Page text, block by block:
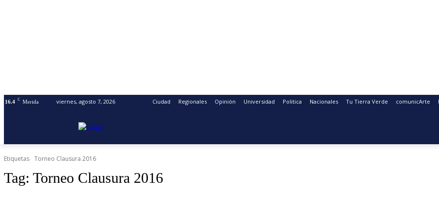
16.4 C Merida viernes, agosto 7, 2026 Ciudad Regionales Opinión Universidad Politica Nacionales Tu Tierra Verde comunicArte
Etiquetas Torneo Clausura 2016
Tag: Torneo Clausura 2016